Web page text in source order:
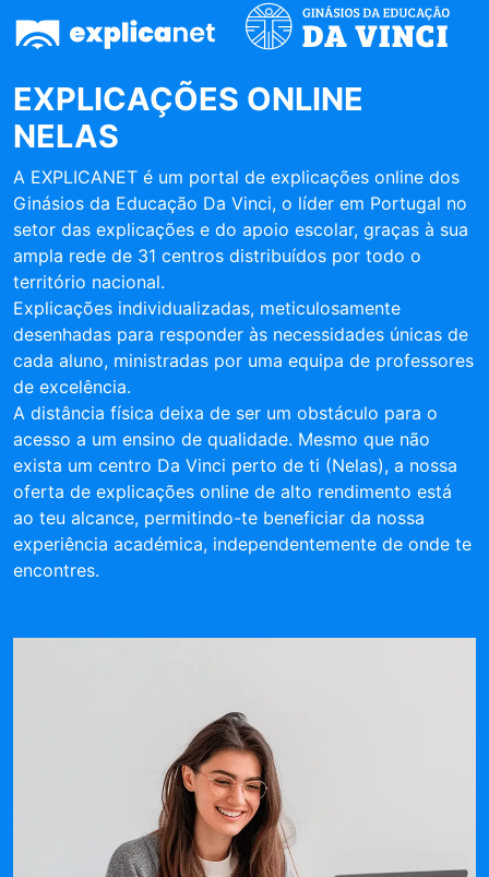
EXPLICAÇÕES ONLINE
NELAS
A EXPLICANET é um portal de explicações online dos
Ginásios da Educação Da Vinci, o líder em Portugal no
setor das explicações e do apoio escolar, graças à sua
ampla rede de 31 centros distribuídos por todo o
território nacional.
Explicações individualizadas, meticulosamente
desenhadas para responder às necessidades únicas de
cada aluno, ministradas por uma equipa de professores
de excelência.
A distância física deixa de ser um obstáculo para o
acesso a um ensino de qualidade. Mesmo que não
exista um centro Da Vinci perto de ti (Nelas), a nossa
oferta de explicações online de alto rendimento está
ao teu alcance, permitindo-te beneficiar da nossa
experiência académica, independentemente de onde te
encontres.